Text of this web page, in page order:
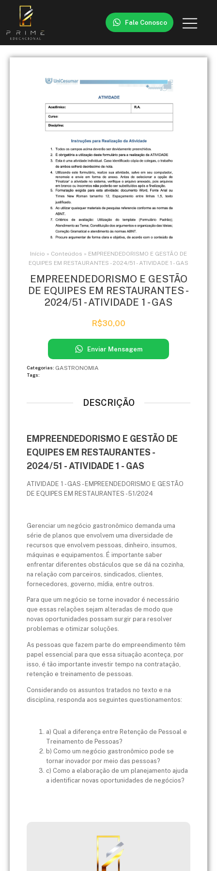
Fale Conosco
Início » Conteúdos » EMPREENDEDORISMO E GESTÃO DE
EQUIPES EM RESTAURANTES - 2024/51 - ATIVIDADE 1 - GAS
EMPREENDEDORISMO E GESTÃO
DE EQUIPES EM RESTAURANTES -
2024/51 - ATIVIDADE 1 - GAS
R$30,00
Enviar Mensagem
Categorias: GASTRONOMIA
Tags:
DESCRIÇÃO
EMPREENDEDORISMO E GESTÃO DE
EQUIPES EM RESTAURANTES -
2024/51 - ATIVIDADE 1 - GAS
ATIVIDADE 1 - GAS - EMPREENDEDORISMO E GESTÃO
DE EQUIPES EM RESTAURANTES - 51/2024
Gerenciar um negócio gastronômico demanda uma
série de planos que envolvem uma diversidade de
recursos que envolvem pessoas, dinheiro, insumos,
máquinas e equipamentos. É importante saber
enfrentar diferentes obstáculos que se dá na cozinha,
na relação com parceiros, sindicados, clientes,
fornecedores, governo, mídia, entre outros.
Para que um negócio se torne inovador é necessário
que essas relações sejam alteradas de modo que
novas oportunidades possam surgir para resolver
problemas e otimizar soluções.
As pessoas que fazem parte do empreendimento têm
papel essencial para que essa situação aconteça, por
isso, é tão importante investir tempo na contratação,
retenção e treinamento de pessoas.
Considerando os assuntos tratados no texto e na
disciplina, responda aos seguintes questionamentos:
a) Qual a diferença entre Retenção de Pessoal e
Treinamento de Pessoas?
b) Como um negócio gastronômico pode se
tornar inovador por meio das pessoas?
c) Como a elaboração de um planejamento ajuda
a identificar novas oportunidades de negócios?